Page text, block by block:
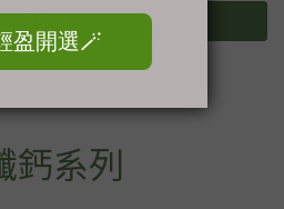
查看更多
鈣系列